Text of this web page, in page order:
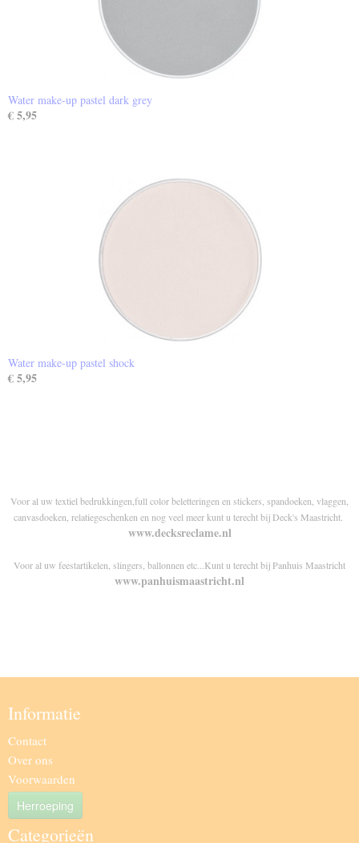
Water make-up pastel dark grey
€ 5,95
Water make-up pastel shock
€ 5,95
Voor al uw textiel bedrukkingen,full color beletteringen en stickers, spandoeken, vlaggen,
canvasdoeken, relatiegeschenken en nog veel meer kunt u terecht bij Deck's Maastricht.
www.decksreclame.nl
Voor al uw feestartikelen, slingers, ballonnen etc...Kunt u terecht bij Panhuis Maastricht
www.panhuismaastricht.nl
Informatie
Contact
Over ons
Voorwaarden
Herroeping
Categorieën